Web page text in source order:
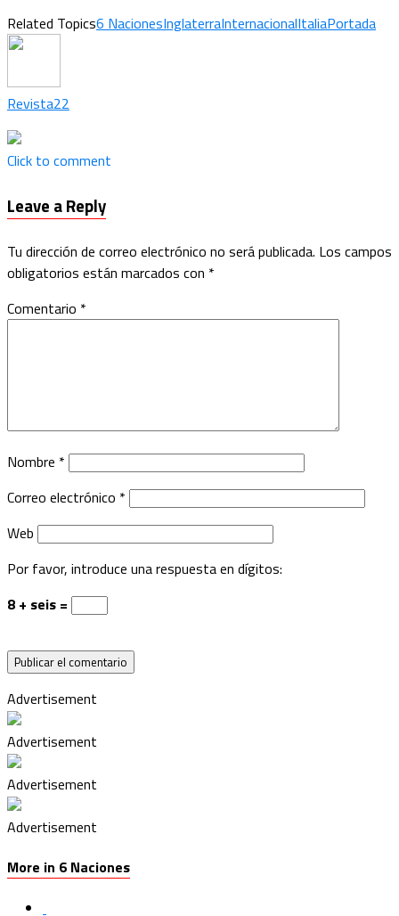
Related Topics6 NacionesInglaterraInternacionalItaliaPortada
Revista22
Click to comment
Leave a Reply
Tu dirección de correo electrónico no será publicada. Los campos
obligatorios están marcados con *
Comentario *
Nombre *
Correo electrónico *
Web
Por favor, introduce una respuesta en dígitos:
8 + seis =
Advertisement
Advertisement
Advertisement
Advertisement
More in 6 Naciones